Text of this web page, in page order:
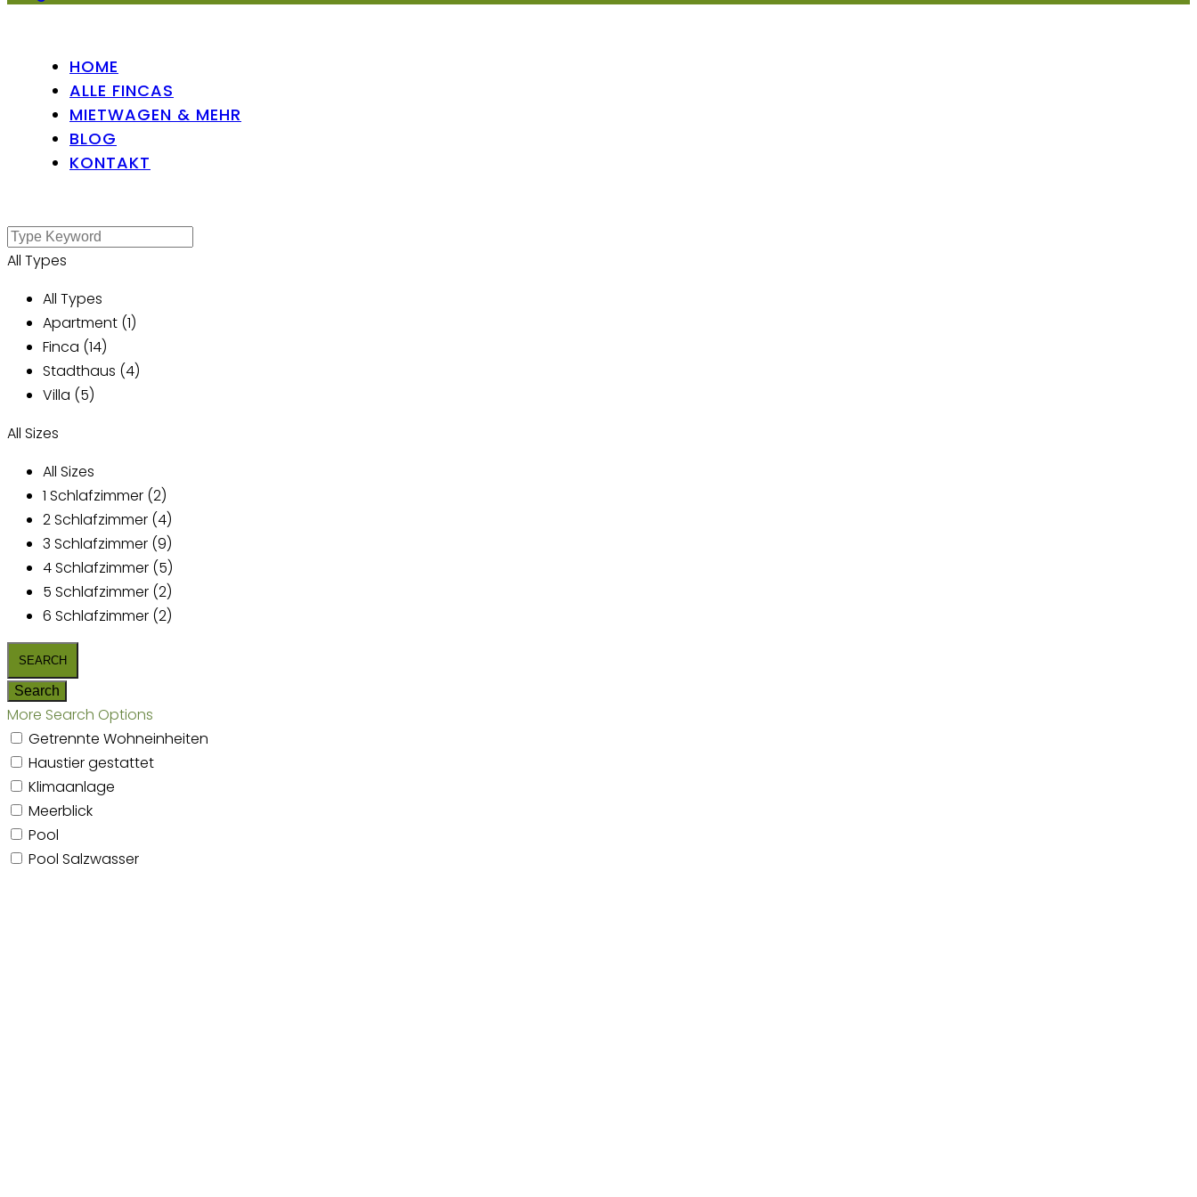
HOME
ALLE FINCAS
MIETWAGEN & MEHR
BLOG
KONTAKT
All Types
All Types
Apartment (1)
Finca (14)
Stadthaus (4)
Villa (5)
All Sizes
All Sizes
1 Schlafzimmer (2)
2 Schlafzimmer (4)
3 Schlafzimmer (9)
4 Schlafzimmer (5)
5 Schlafzimmer (2)
6 Schlafzimmer (2)
More Search Options
Getrennte Wohneinheiten
Haustier gestattet
Klimaanlage
Meerblick
Pool
Pool Salzwasser